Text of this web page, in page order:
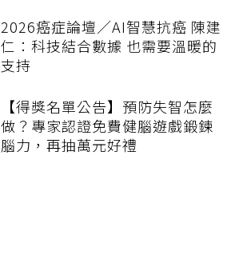
2026癌症論壇／AI智慧抗癌 陳建
仁：科技結合數據 也需要溫暖的
支持
【得獎名單公告】預防失智怎麼
做？專家認證免費健腦遊戲鍛鍊
腦力，再抽萬元好禮